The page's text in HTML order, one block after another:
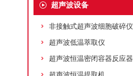
超声波设备
非接触式超声波细胞破碎仪
超声波低温萃取仪
超声波恒温密闭容器反应器